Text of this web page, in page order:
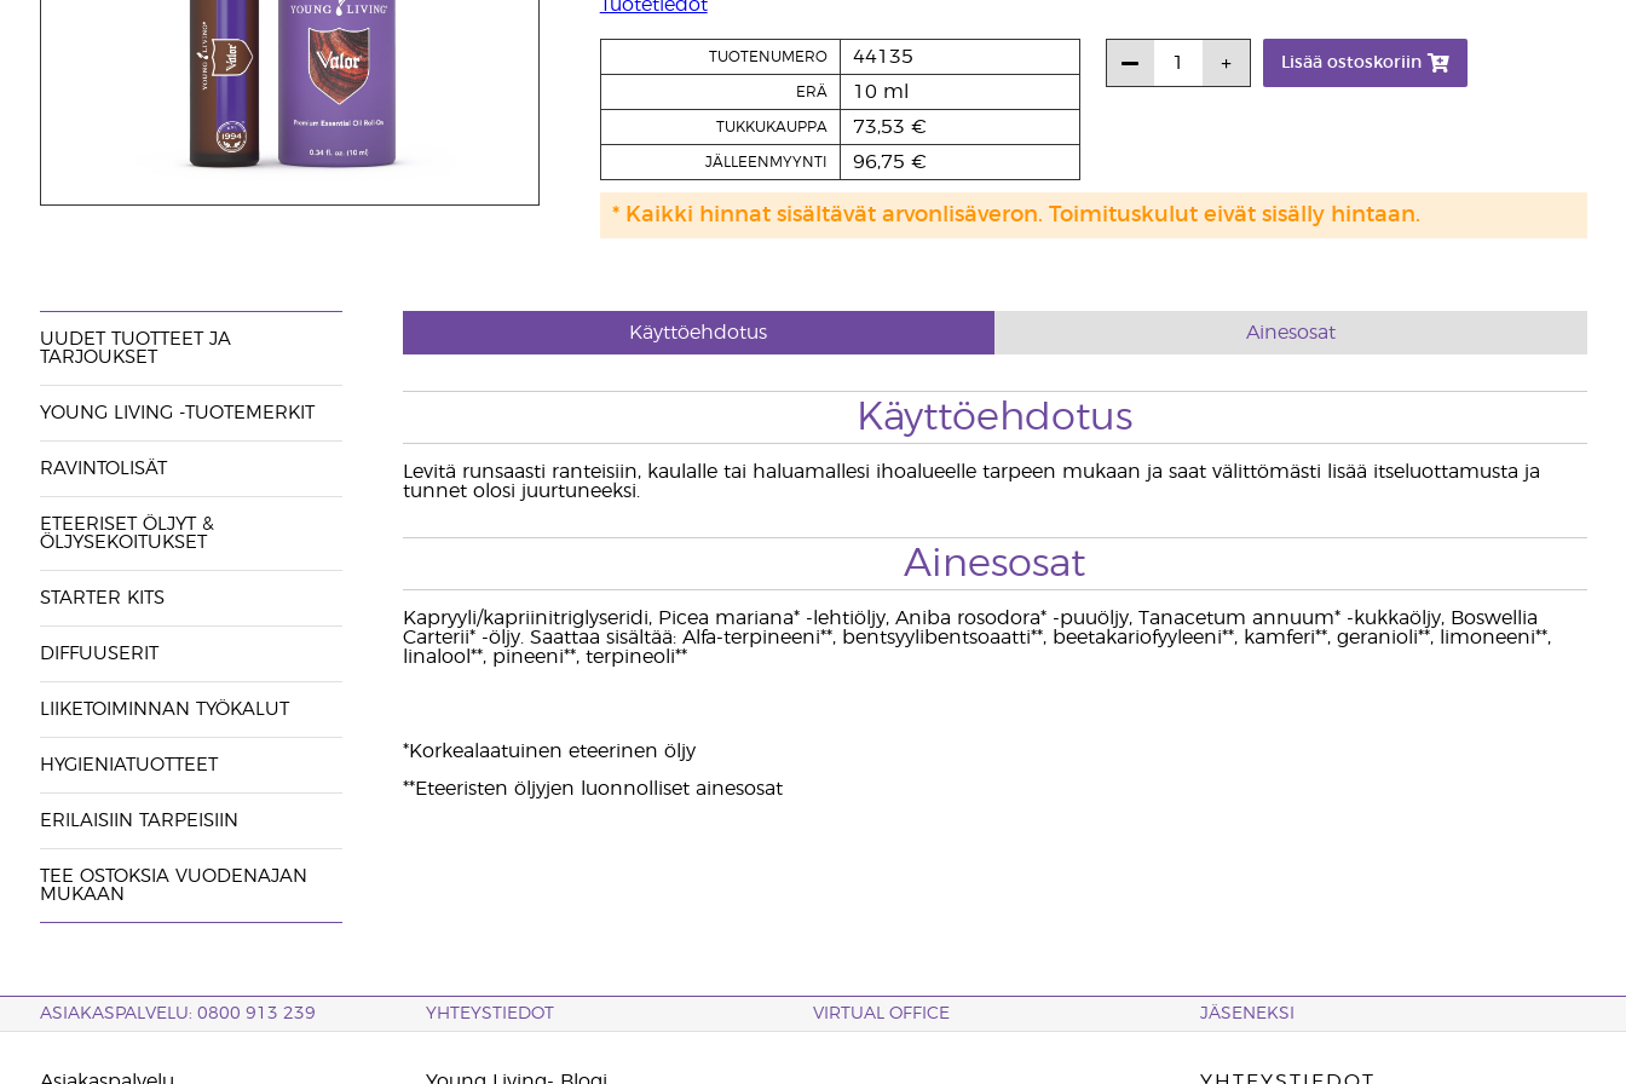
Tuotetiedot
TUOTENUMERO 44135
ERÄ 10 ml
TUKKUKAUPPA 73,53 €
JÄLLEENMYYNTI 96,75 €
Lisää ostoskoriin
* Kaikki hinnat sisältävät arvonlisäveron. Toimituskulut eivät sisälly hintaan.
UUDET TUOTTEET JA
TARJOUKSET
YOUNG LIVING -TUOTEMERKIT
RAVINTOLISÄT
ETEERISET ÖLJYT &
ÖLJYSEKOITUKSET
STARTER KITS
DIFFUUSERIT
LIIKETOIMINNAN TYÖKALUT
HYGIENIATUOTTEET
ERILAISIIN TARPEISIIN
TEE OSTOKSIA VUODENAJAN
MUKAAN
Käyttöehdotus Ainesosat
Käyttöehdotus
Levitä runsaasti ranteisiin, kaulalle tai haluamallesi ihoalueelle tarpeen mukaan ja saat välittömästi lisää itseluottamusta ja
tunnet olosi juurtuneeksi.
Ainesosat
Kapryyli/kapriinitriglyseridi, Picea mariana* -lehtiöljy, Aniba rosodora* -puuöljy, Tanacetum annuum* -kukkaöljy, Boswellia
Carterii* -öljy. Saattaa sisältää: Alfa-terpineeni**, bentsyylibentsoaatti**, beetakariofyyleeni**, kamferi**, geranioli**, limoneeni**,
linalool**, pineeni**, terpineoli**
*Korkealaatuinen eteerinen öljy
**Eteeristen öljyjen luonnolliset ainesosat
ASIAKASPALVELU: 0800 913 239 YHTEYSTIEDOT VIRTUAL OFFICE JÄSENEKSI